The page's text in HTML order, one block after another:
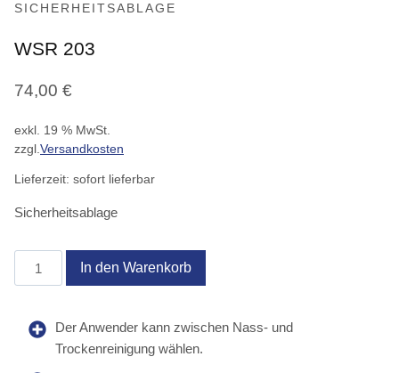
SICHERHEITSABLAGE
WSR 203
74,00 €
exkl. 19 % MwSt.
zzgl. Versandkosten
Lieferzeit: sofort lieferbar
Sicherheitsablage
203
In den Warenkorb
Der Anwender kann zwischen Nass- und
Trockenreinigung wählen.